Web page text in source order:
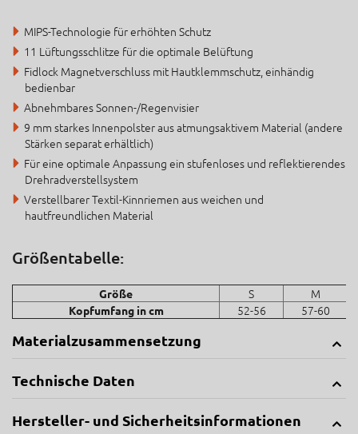
MIPS-Technologie für erhöhten Schutz
11 Lüftungsschlitze für die optimale Belüftung
Fidlock Magnetverschluss mit Hautklemmschutz, einhändig
bedienbar
Abnehmbares Sonnen-/Regenvisier
9 mm starkes Innenpolster aus atmungsaktivem Material (andere
Stärken separat erhältlich)
Für eine optimale Anpassung ein stufenloses und reflektierendes
Drehradverstellsystem
Verstellbarer Textil-Kinnriemen aus weichen und
hautfreundlichen Material
Größentabelle:
Größe S M
Kopfumfang in cm 52-56 57-60
Materialzusammensetzung
Technische Daten
Hersteller- und Sicherheitsinformationen